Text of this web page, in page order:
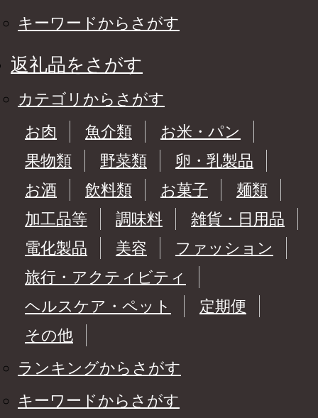
キーワードからさがす
返礼品をさがす
カテゴリからさがす
お肉
魚介類
お米・パン
果物類
野菜類
卵・乳製品
お酒
飲料類 お菓子
麺類
加工品等
調味料
雑貨・日用品
電化製品
美容
ファッション
旅行・アクティビティ
ヘルスケア・ペット
定期便
その他
ランキングからさがす
キーワードからさがす